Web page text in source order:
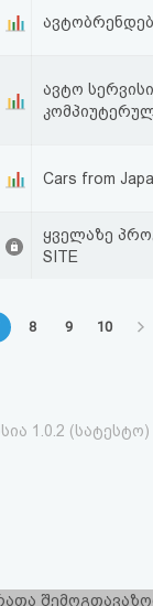
ავტო
Cars from
ყველაზე
SITE
8 9 10
1.0.2